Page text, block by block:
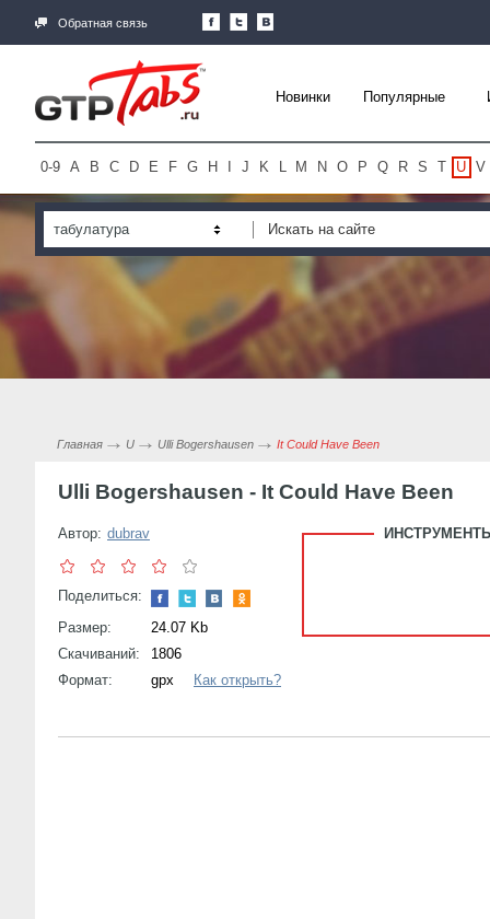
Обратная связь
Новинки Популярные
0-9 A B C D E F G H J K L M N O P Q R S T U V
табулатура
Главная U Ulli Bogershausen It Could Have Been
Ulli Bogershausen - It Could Have Been
Автор: dubrav
Поделиться:
Размер:
24.07 Kb
Скачиваний:
1806
Формат:
gpx Как открыть?